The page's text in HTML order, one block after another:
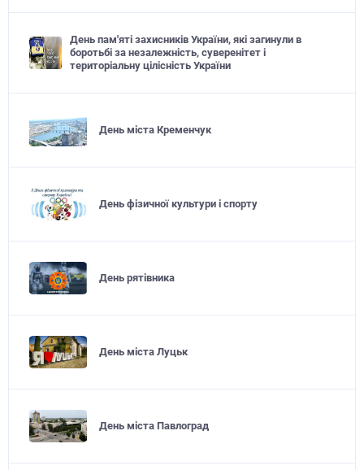
День пам'яті захисників України, які загинули в
боротьбі за незалежність, суверенітет і
територіальну цілісність України
День міста Кременчук
День фізичної культури і спорту
День рятівника
День міста Луцьк
День міста Павлоград